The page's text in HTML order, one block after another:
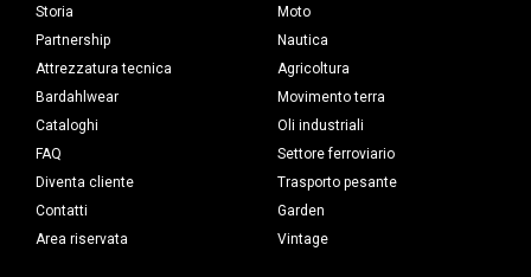
Storia
Partnership
Attrezzatura tecnica
Bardahlwear
Cataloghi
FAQ
Diventa cliente
Contatti
Area riservata
Moto
Nautica
Agricoltura
Movimento terra
Oli industriali
Settore ferroviario
Trasporto pesante
Garden
Vintage